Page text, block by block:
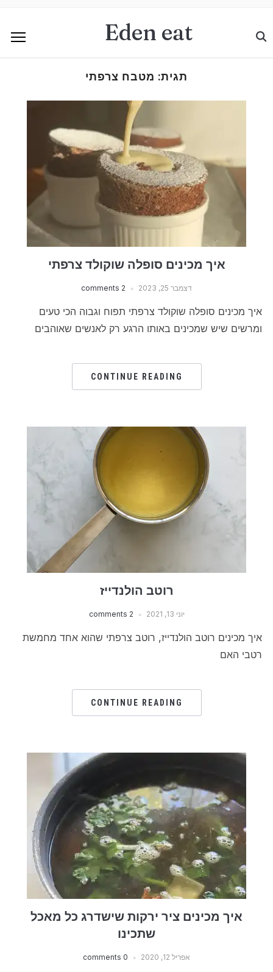
Eden eat
תגית: מטבח צרפתי
איך מכינים סופלה שוקולד צרפתי
דצמבר 25, 2023 2 comments
איך מכינים סופלה שוקולד צרפתי תפוח וגבוה הכי טעים
ומרשים שיש שמכינים באותו הרגע רק לאנשים שאוהבים
CONTINUE READING
רוטב הולנדייז
יוני 13, 2021 2 comments
איך מכינים רוטב הולנדייז, רוטב צרפתי שהוא אחד מחמשת
רטבי האם
CONTINUE READING
איך מכינים ציר ירקות שישדרג כל מאכל
שתכינו
אפריל 12, 2020 0 comments